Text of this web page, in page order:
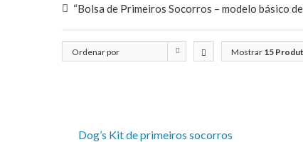
“Bolsa de Primeiros Socorros – modelo básico
Ordenar por
Mostrar 15
Dog’s Kit de primeiros socorros